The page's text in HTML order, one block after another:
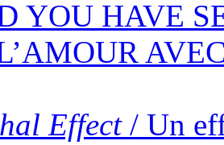
YOU HAVE
Effect / Un